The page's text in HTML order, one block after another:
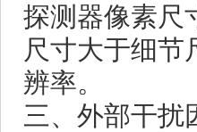
探测器像素尺
尺寸大于细节
辨率。
三、外部干扰